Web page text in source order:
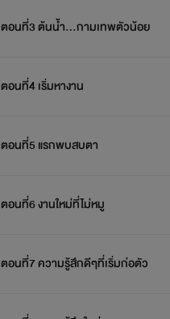
ตอนที่3 ต้นน้ำ...กามเทพตัวน้อย
ตอนที่4 เริ่มหางาน
ตอนที่5 แรกพบสบตา
ตอนที่6 งานใหม่ที่ไม่หมู
ตอนที่7 ความรู้สึกดีๆที่เริ่มก่อตัว